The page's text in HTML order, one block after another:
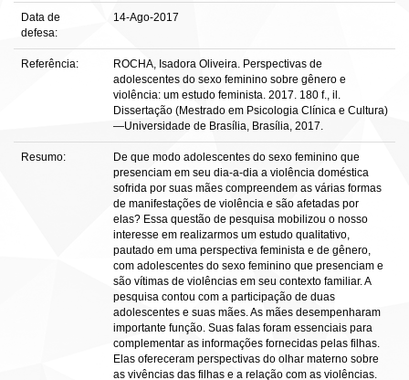
Data de
defesa:
14-Ago-2017
Referência:
ROCHA, Isadora Oliveira. Perspectivas de
adolescentes do sexo feminino sobre gênero e
violência: um estudo feminista. 2017. 180 f., il.
Dissertação (Mestrado em Psicologia Clínica e Cultura)
—Universidade de Brasília, Brasília, 2017.
Resumo:
De que modo adolescentes do sexo feminino que
presenciam em seu dia-a-dia a violência doméstica
sofrida por suas mães compreendem as várias formas
de manifestações de violência e são afetadas por
elas? Essa questão de pesquisa mobilizou o nosso
interesse em realizarmos um estudo qualitativo,
pautado em uma perspectiva feminista e de gênero,
com adolescentes do sexo feminino que presenciam e
são vítimas de violências em seu contexto familiar. A
pesquisa contou com a participação de duas
adolescentes e suas mães. As mães desempenharam
importante função. Suas falas foram essenciais para
complementar as informações fornecidas pelas filhas.
Elas ofereceram perspectivas do olhar materno sobre
as vivências das filhas e a relação com as violências.